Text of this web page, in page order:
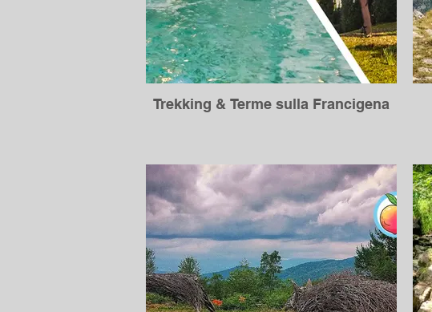
Trekking & Terme sulla Francigena